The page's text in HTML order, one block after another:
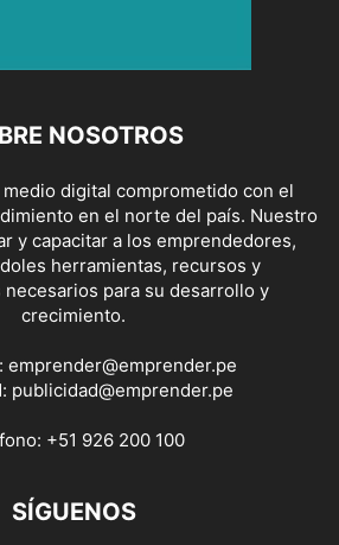
NOSOTROS
digital comprometido con el
en el norte del país. Nuestro
y capacitar a los emprendedores,
herramientas, recursos y
para su desarrollo y
crecimiento.
emprender@emprender.pe
publicidad@emprender.pe
+51 926 200 100
SÍGUENOS